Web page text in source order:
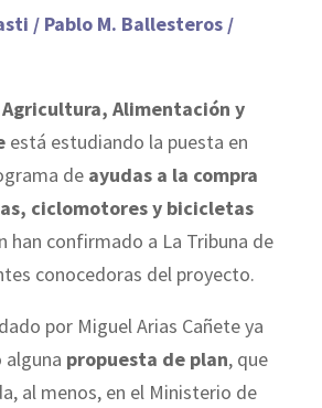
/ Pablo M. Ballesteros /
Alimentación y
está estudiando la puesta en
de ayudas a la compra
ciclomotores y bicicletas
han confirmado a La Tribuna de
conocedoras del proyecto.
por Miguel Arias Cañete ya
alguna propuesta de plan, que
al menos, en el Ministerio de